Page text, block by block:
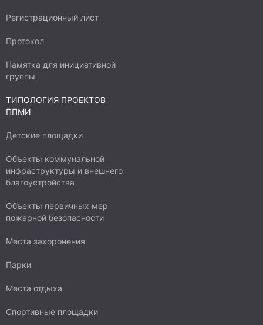
Регистрационный лист
Протокол
Памятка для инициативной
группы
ТИПОЛОГИЯ ПРОЕКТОВ
ППМИ
Детские площадки
Объекты коммунальной
инфраструктуры и внешнего
благоустройства
Объекты первичных мер
пожарной безопасности
Места захоронения
Парки
Места отдыха
Спортивные площадки